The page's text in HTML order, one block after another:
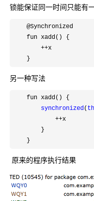
锁能保证同一时间只能有
    @Synchronized
    fun xadd() {
++x
    }
另一种写法
    fun xadd() {
synchronized (
++x
        }
    }
原来的程序执行结果